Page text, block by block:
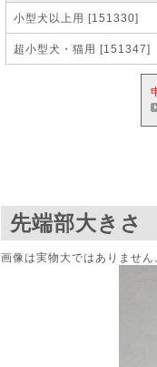
小型犬以上用 [151330]
超小型犬・猫用 [151347]
先端部大きさ
画像は実物大ではありませ